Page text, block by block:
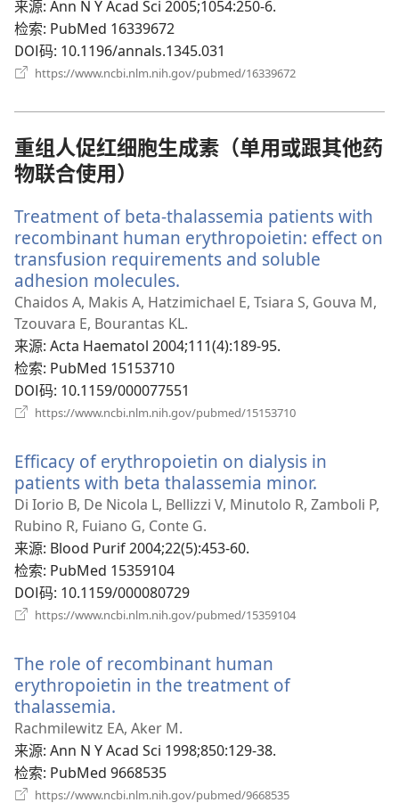
口）
来源‎: Ann N Y Acad Sci 2005;1054:250-6.
检索‎: PubMed 16339672
DOI码‎: 10.1196/annals.1345.031
https://www.ncbi.nlm.nih.gov/pubmed/16339672
口）
重组人促红细胞生成素（单用或跟其他药
物联合使用）
Treatment of beta-thalassemia patients with
recombinant human erythropoietin: effect on
transfusion requirements and soluble
adhesion molecules.
开
新
窗
Chaidos A, Makis A, Hatzimichael E, Tsiara S, Gouva M,
Tzouvara E, Bourantas KL.
来源‎: Acta Haematol 2004;111(4):189-95.
检索‎: PubMed 15153710
DOI码‎: 10.1159/000077551
https://www.ncbi.nlm.nih.gov/pubmed/15153710
窗
口）
Efficacy of erythropoietin on dialysis in
patients with beta thalassemia minor.
开
Di Iorio B, De Nicola L, Bellizzi V, Minutolo R, Zamboli P,
Rubino R, Fuiano G, Conte G.
来源‎: Blood Purif 2004;22(5):453-60.
检索‎: PubMed 15359104
DOI码‎: 10.1159/000080729
https://www.ncbi.nlm.nih.gov/pubmed/15359104
The role of recombinant human
erythropoietin in the treatment of
thalassemia.
开
新
窗
口）
Rachmilewitz EA, Aker M.
来源‎: Ann N Y Acad Sci 1998;850:129-38.
检索‎: PubMed 9668535
https://www.ncbi.nlm.nih.gov/pubmed/9668535